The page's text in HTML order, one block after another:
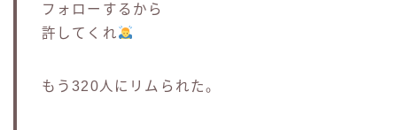
フォローするから
許してくれ
もう320人にリムられた。